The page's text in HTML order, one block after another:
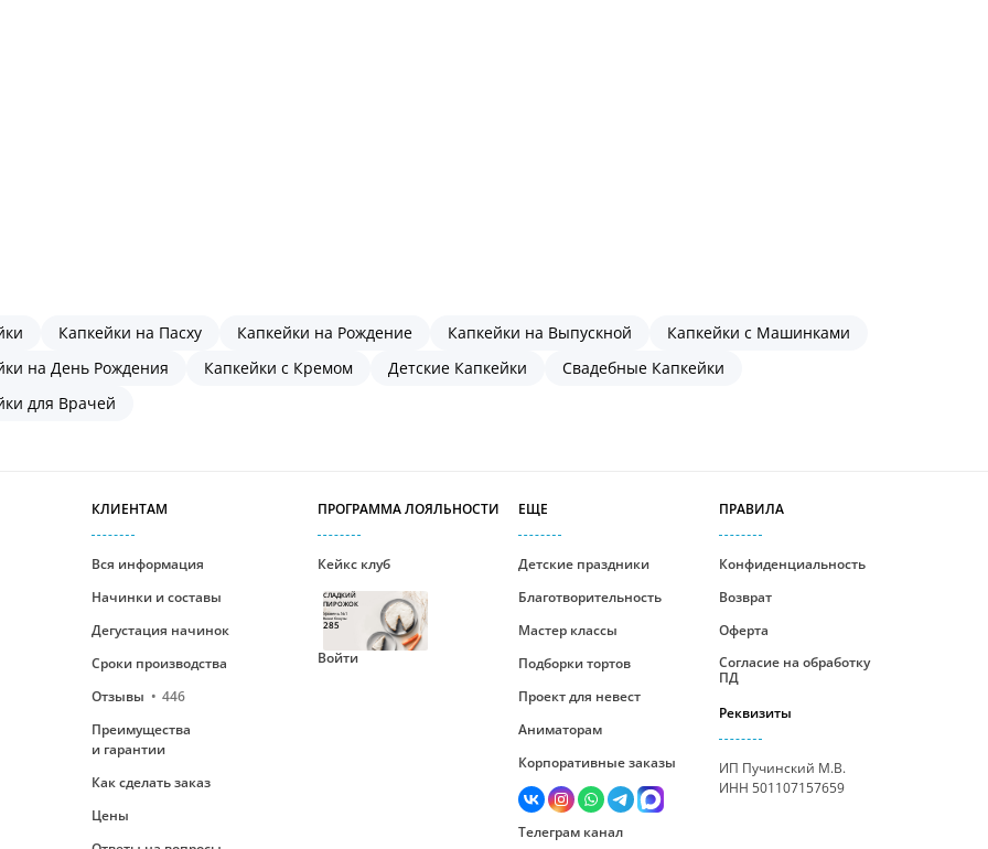
Капкейки на Пасху Капкейки на Рождение Капкейки на Выпускной
Капкейки с Машинками
на День Рождения
Капкейки с Кремом Детские Капкейки
Свадебные Капкейки
для Врачей
КЛИЕНТАМ
Вся информация
Начинки и составы
Дегустация начинок
Сроки производства
Отзывы
446
Преимущества
и гарантии
Как сделать заказ
Цены
ПРОГРАММА ЛОЯЛЬНОСТИ
Кейкс клуб
СЛАДКИЙ
ПИРОЖОК
Уровень №1
Ваши бонусы
285
Войти
ЕЩЕ
Детские праздники
Благотворительность
Мастер классы
Подборки тортов
Проект для невест
Аниматорам
Корпоративные заказы
Телеграм канал
ПРАВИЛА
Конфиденциальность
Возврат
Оферта
Согласие на обработку
ПД
Реквизиты
ИП Пучинский М.В.
ИНН 501107157659